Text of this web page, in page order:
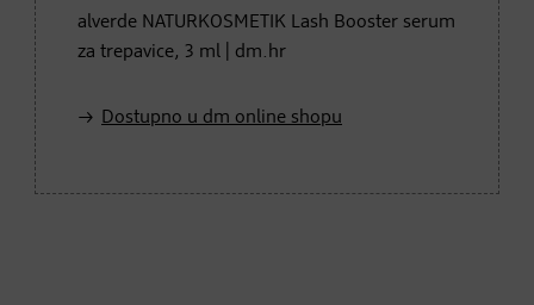
alverde NATURKOSMETIK Lash Booster serum
za trepavice, 3 ml | dm.hr
Dostupno u dm online shopu